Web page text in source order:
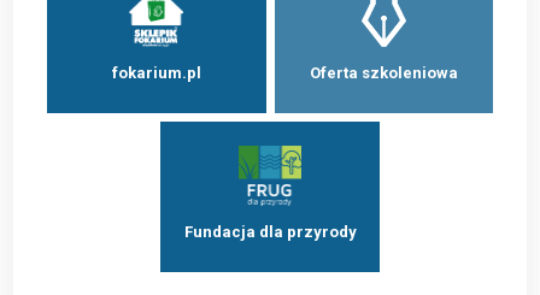
fokarium.pl Oferta szkoleniowa
Fundacja dla przyrody